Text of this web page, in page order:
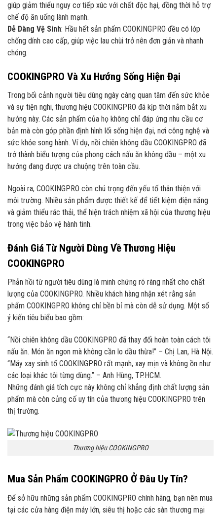
giúp giảm thiểu nguy cơ tiếp xúc với chất độc hại, đồng thời hỗ trợ
chế độ ăn uống lành mạnh.
Dễ Dàng Vệ Sinh: Hầu hết sản phẩm COOKINGPRO đều có lớp
chống dính cao cấp, giúp việc lau chùi trở nên đơn giản và nhanh
chóng.
COOKINGPRO Và Xu Hướng Sống Hiện Đại
Trong bối cảnh người tiêu dùng ngày càng quan tâm đến sức khỏe
và sự tiện nghi, thương hiệu COOKINGPRO đã kịp thời nắm bắt xu
hướng này. Các sản phẩm của họ không chỉ đáp ứng nhu cầu cơ
bản mà còn góp phần định hình lối sống hiện đại, nơi công nghệ và
sức khỏe song hành. Ví dụ, nồi chiên không dầu COOKINGPRO đã
trở thành biểu tượng của phong cách nấu ăn không dầu – một xu
hướng đang được ưa chuộng trên toàn cầu.
Ngoài ra, COOKINGPRO còn chú trọng đến yếu tố thân thiện với
môi trường. Nhiều sản phẩm được thiết kế để tiết kiệm điện năng
và giảm thiểu rác thải, thể hiện trách nhiệm xã hội của thương hiệu
trong việc bảo vệ hành tinh.
Đánh Giá Từ Người Dùng Về Thương Hiệu
COOKINGPRO
Phản hồi từ người tiêu dùng là minh chứng rõ ràng nhất cho chất
lượng của COOKINGPRO. Nhiều khách hàng nhận xét rằng sản
phẩm COOKINGPRO không chỉ bền bỉ mà còn dễ sử dụng. Một số
ý kiến tiêu biểu bao gồm:
“Nồi chiên không dầu COOKINGPRO đã thay đổi hoàn toàn cách tôi
nấu ăn. Món ăn ngon mà không cần lo dầu thừa!” – Chị Lan, Hà Nội.
“Máy xay sinh tố COOKINGPRO rất mạnh, xay mịn và không ồn như
các loại khác tôi từng dùng.” – Anh Hùng, TP.HCM.
Những đánh giá tích cực này không chỉ khẳng định chất lượng sản
phẩm mà còn củng cố uy tín của thương hiệu COOKINGPRO trên
thị trường.
Thương hiệu COOKINGPRO
Mua Sản Phẩm COOKINGPRO Ở Đâu Uy Tín?
Để sở hữu những sản phẩm COOKINGPRO chính hãng, bạn nên mua
tại các cửa hàng điện máy lớn, siêu thị hoặc các sàn thương mại